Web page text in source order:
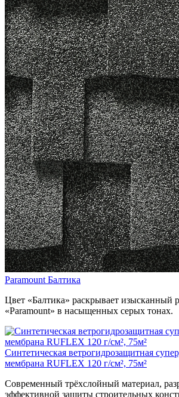
Paramount Балтика
Цвет «Балтика» раскрывает изысканный
«Paramount» в насыщенных серых тонах.
Синтетическая ветрогидрозащитная
мембрана RUFLEX 120 г/см², 75м²
Современный трёхслойный материал,
эффективной защиты строительных